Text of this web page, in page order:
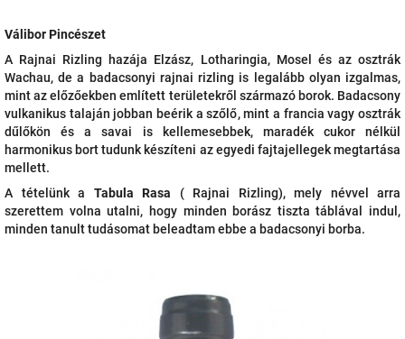
Válibor Pincészet
A Rajnai Rizling hazája Elzász, Lotharingia, Mosel és az osztrák
Wachau, de a badacsonyi rajnai rizling is legalább olyan izgalmas,
mint az előzőekben említett területekről származó borok. Badacsony
vulkanikus talaján jobban beérik a szőlő, mint a francia vagy osztrák
dűlőkön és a savai is kellemesebbek, maradék cukor nélkül
harmonikus bort tudunk készíteni az egyedi fajtajellegek megtartása
mellett.
A tételünk a Tabula Rasa ( Rajnai Rizling), mely névvel arra
szerettem volna utalni, hogy minden borász tiszta táblával indul,
minden tanult tudásomat beleadtam ebbe a badacsonyi borba.